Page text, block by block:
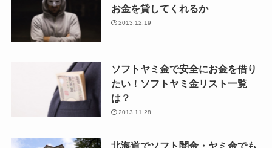
お金を貸してくれるか
2013.12.19
ソフトヤミ金で安全にお金を借り
たい！ソフトヤミ金リスト一覧
は？
2013.11.28
北海道でソフト闇金・ヤミ金でも